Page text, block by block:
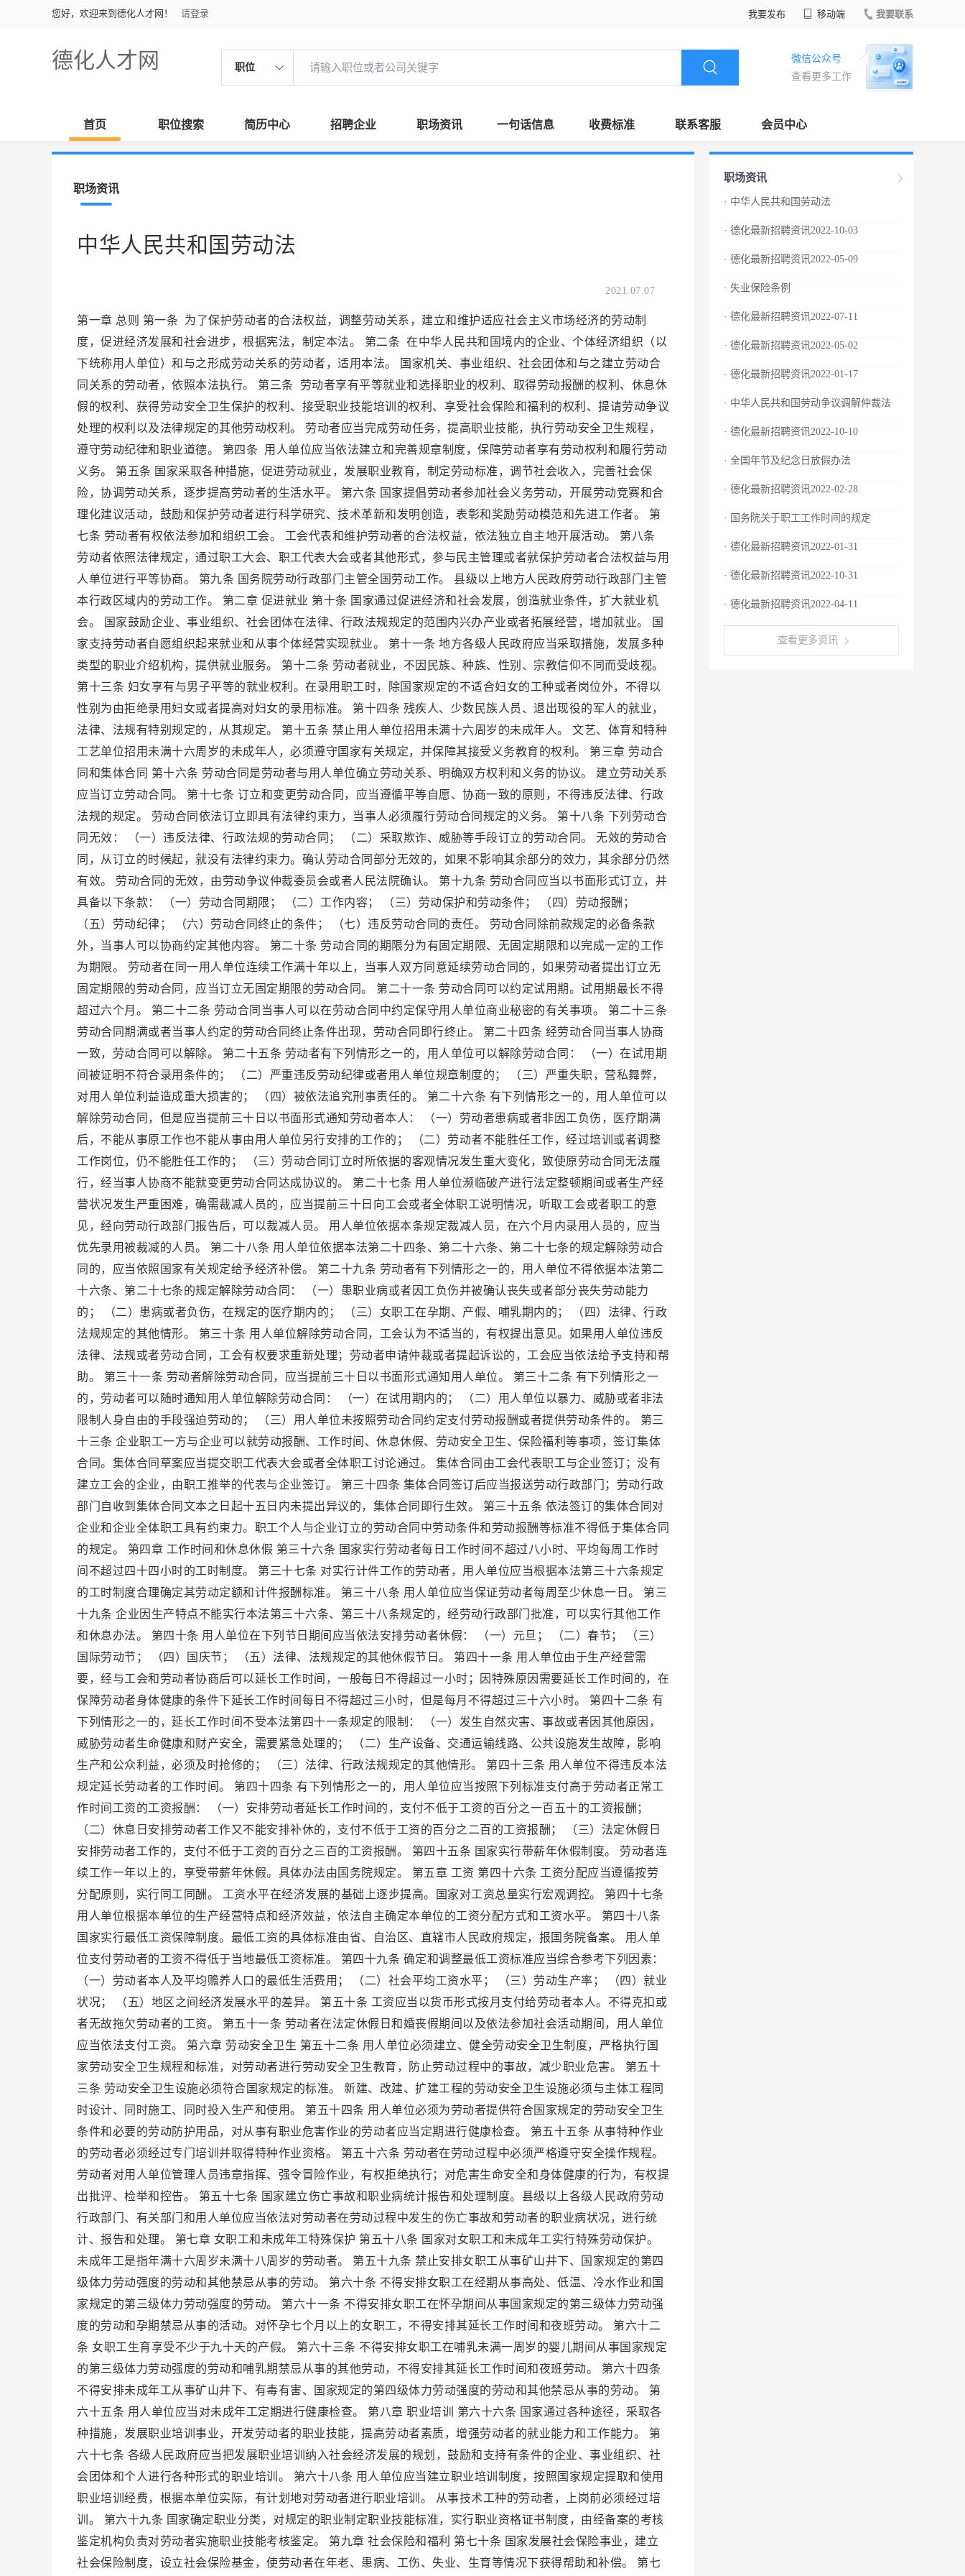
您好，欢迎来到德化人才网！ 请登录 我要发布 移动端 我要联系
德化人才网 职位
微信公众号
查看更多工作
首页 职位搜索 简历中心 招聘企业 职场资讯 一句话信息 收费标准 联系客服 会员中心
职场资讯
中华人民共和国劳动法
2021.07.07
第一章 总则 第一条 为了保护劳动者的合法权益，调整劳动关系，建立和维护适应社会主义市场经济的劳动制
度，促进经济发展和社会进步，根据宪法，制定本法。 第二条 在中华人民共和国境内的企业、个体经济组织（以
下统称用人单位）和与之形成劳动关系的劳动者，适用本法。 国家机关、事业组织、社会团体和与之建立劳动合
同关系的劳动者，依照本法执行。 第三条 劳动者享有平等就业和选择职业的权利、取得劳动报酬的权利、休息休
假的权利、获得劳动安全卫生保护的权利、接受职业技能培训的权利、享受社会保险和福利的权利、提请劳动争议
处理的权利以及法律规定的其他劳动权利。 劳动者应当完成劳动任务，提高职业技能，执行劳动安全卫生规程，
遵守劳动纪律和职业道德。 第四条 用人单位应当依法建立和完善规章制度，保障劳动者享有劳动权利和履行劳动
义务。 第五条 国家采取各种措施，促进劳动就业，发展职业教育，制定劳动标准，调节社会收入，完善社会保
险，协调劳动关系，逐步提高劳动者的生活水平。 第六条 国家提倡劳动者参加社会义务劳动，开展劳动竞赛和合
理化建议活动，鼓励和保护劳动者进行科学研究、技术革新和发明创造，表彰和奖励劳动模范和先进工作者。 第
七条 劳动者有权依法参加和组织工会。 工会代表和维护劳动者的合法权益，依法独立自主地开展活动。 第八条
劳动者依照法律规定，通过职工大会、职工代表大会或者其他形式，参与民主管理或者就保护劳动者合法权益与用
人单位进行平等协商。 第九条 国务院劳动行政部门主管全国劳动工作。 县级以上地方人民政府劳动行政部门主管
本行政区域内的劳动工作。 第二章 促进就业 第十条 国家通过促进经济和社会发展，创造就业条件，扩大就业机
会。 国家鼓励企业、事业组织、社会团体在法律、行政法规规定的范围内兴办产业或者拓展经营，增加就业。 国
家支持劳动者自愿组织起来就业和从事个体经营实现就业。 第十一条 地方各级人民政府应当采取措施，发展多种
类型的职业介绍机构，提供就业服务。 第十二条 劳动者就业，不因民族、种族、性别、宗教信仰不同而受歧视。
第十三条 妇女享有与男子平等的就业权利。在录用职工时，除国家规定的不适合妇女的工种或者岗位外，不得以
性别为由拒绝录用妇女或者提高对妇女的录用标准。 第十四条 残疾人、少数民族人员、退出现役的军人的就业，
法律、法规有特别规定的，从其规定。 第十五条 禁止用人单位招用未满十六周岁的未成年人。 文艺、体育和特种
工艺单位招用未满十六周岁的未成年人，必须遵守国家有关规定，并保障其接受义务教育的权利。 第三章 劳动合
同和集体合同 第十六条 劳动合同是劳动者与用人单位确立劳动关系、明确双方权利和义务的协议。 建立劳动关系
应当订立劳动合同。 第十七条 订立和变更劳动合同，应当遵循平等自愿、协商一致的原则，不得违反法律、行政
法规的规定。 劳动合同依法订立即具有法律约束力，当事人必须履行劳动合同规定的义务。 第十八条 下列劳动合
同无效： （一）违反法律、行政法规的劳动合同； （二）采取欺诈、威胁等手段订立的劳动合同。 无效的劳动合
同，从订立的时候起，就没有法律约束力。确认劳动合同部分无效的，如果不影响其余部分的效力，其余部分仍然
有效。 劳动合同的无效，由劳动争议仲裁委员会或者人民法院确认。 第十九条 劳动合同应当以书面形式订立，并
具备以下条款： （一）劳动合同期限； （二）工作内容； （三）劳动保护和劳动条件； （四）劳动报酬；
（五）劳动纪律； （六）劳动合同终止的条件； （七）违反劳动合同的责任。 劳动合同除前款规定的必备条款
外，当事人可以协商约定其他内容。 第二十条 劳动合同的期限分为有固定期限、无固定期限和以完成一定的工作
为期限。 劳动者在同一用人单位连续工作满十年以上，当事人双方同意延续劳动合同的，如果劳动者提出订立无
固定期限的劳动合同，应当订立无固定期限的劳动合同。 第二十一条 劳动合同可以约定试用期。试用期最长不得
超过六个月。 第二十二条 劳动合同当事人可以在劳动合同中约定保守用人单位商业秘密的有关事项。 第二十三条
劳动合同期满或者当事人约定的劳动合同终止条件出现，劳动合同即行终止。 第二十四条 经劳动合同当事人协商
一致，劳动合同可以解除。 第二十五条 劳动者有下列情形之一的，用人单位可以解除劳动合同： （一）在试用期
间被证明不符合录用条件的； （二）严重违反劳动纪律或者用人单位规章制度的； （三）严重失职，营私舞弊，
对用人单位利益造成重大损害的； （四）被依法追究刑事责任的。 第二十六条 有下列情形之一的，用人单位可以
解除劳动合同，但是应当提前三十日以书面形式通知劳动者本人： （一）劳动者患病或者非因工负伤，医疗期满
后，不能从事原工作也不能从事由用人单位另行安排的工作的； （二）劳动者不能胜任工作，经过培训或者调整
工作岗位，仍不能胜任工作的； （三）劳动合同订立时所依据的客观情况发生重大变化，致使原劳动合同无法履
行，经当事人协商不能就变更劳动合同达成协议的。 第二十七条 用人单位濒临破产进行法定整顿期间或者生产经
营状况发生严重困难，确需裁减人员的，应当提前三十日向工会或者全体职工说明情况，听取工会或者职工的意
见，经向劳动行政部门报告后，可以裁减人员。 用人单位依据本条规定裁减人员，在六个月内录用人员的，应当
优先录用被裁减的人员。 第二十八条 用人单位依据本法第二十四条、第二十六条、第二十七条的规定解除劳动合
同的，应当依照国家有关规定给予经济补偿。 第二十九条 劳动者有下列情形之一的，用人单位不得依据本法第二
十六条、第二十七条的规定解除劳动合同： （一）患职业病或者因工负伤并被确认丧失或者部分丧失劳动能力
的； （二）患病或者负伤，在规定的医疗期内的； （三）女职工在孕期、产假、哺乳期内的； （四）法律、行政
法规规定的其他情形。 第三十条 用人单位解除劳动合同，工会认为不适当的，有权提出意见。如果用人单位违反
法律、法规或者劳动合同，工会有权要求重新处理；劳动者申请仲裁或者提起诉讼的，工会应当依法给予支持和帮
助。 第三十一条 劳动者解除劳动合同，应当提前三十日以书面形式通知用人单位。 第三十二条 有下列情形之一
的，劳动者可以随时通知用人单位解除劳动合同： （一）在试用期内的； （二）用人单位以暴力、威胁或者非法
限制人身自由的手段强迫劳动的； （三）用人单位未按照劳动合同约定支付劳动报酬或者提供劳动条件的。 第三
十三条 企业职工一方与企业可以就劳动报酬、工作时间、休息休假、劳动安全卫生、保险福利等事项，签订集体
合同。集体合同草案应当提交职工代表大会或者全体职工讨论通过。 集体合同由工会代表职工与企业签订；没有
建立工会的企业，由职工推举的代表与企业签订。 第三十四条 集体合同签订后应当报送劳动行政部门；劳动行政
部门自收到集体合同文本之日起十五日内未提出异议的，集体合同即行生效。 第三十五条 依法签订的集体合同对
企业和企业全体职工具有约束力。职工个人与企业订立的劳动合同中劳动条件和劳动报酬等标准不得低于集体合同
的规定。 第四章 工作时间和休息休假 第三十六条 国家实行劳动者每日工作时间不超过八小时、平均每周工作时
间不超过四十四小时的工时制度。 第三十七条 对实行计件工作的劳动者，用人单位应当根据本法第三十六条规定
的工时制度合理确定其劳动定额和计件报酬标准。 第三十八条 用人单位应当保证劳动者每周至少休息一日。 第三
十九条 企业因生产特点不能实行本法第三十六条、第三十八条规定的，经劳动行政部门批准，可以实行其他工作
和休息办法。 第四十条 用人单位在下列节日期间应当依法安排劳动者休假： （一）元旦； （二）春节； （三）
国际劳动节； （四）国庆节； （五）法律、法规规定的其他休假节日。 第四十一条 用人单位由于生产经营需
要，经与工会和劳动者协商后可以延长工作时间，一般每日不得超过一小时；因特殊原因需要延长工作时间的，在
保障劳动者身体健康的条件下延长工作时间每日不得超过三小时，但是每月不得超过三十六小时。 第四十二条 有
下列情形之一的，延长工作时间不受本法第四十一条规定的限制： （一）发生自然灾害、事故或者因其他原因，
威胁劳动者生命健康和财产安全，需要紧急处理的； （二）生产设备、交通运输线路、公共设施发生故障，影响
生产和公众利益，必须及时抢修的； （三）法律、行政法规规定的其他情形。 第四十三条 用人单位不得违反本法
规定延长劳动者的工作时间。 第四十四条 有下列情形之一的，用人单位应当按照下列标准支付高于劳动者正常工
作时间工资的工资报酬： （一）安排劳动者延长工作时间的，支付不低于工资的百分之一百五十的工资报酬；
（二）休息日安排劳动者工作又不能安排补休的，支付不低于工资的百分之二百的工资报酬； （三）法定休假日
安排劳动者工作的，支付不低于工资的百分之三百的工资报酬。 第四十五条 国家实行带薪年休假制度。 劳动者连
续工作一年以上的，享受带薪年休假。具体办法由国务院规定。 第五章 工资 第四十六条 工资分配应当遵循按劳
分配原则，实行同工同酬。 工资水平在经济发展的基础上逐步提高。国家对工资总量实行宏观调控。 第四十七条
用人单位根据本单位的生产经营特点和经济效益，依法自主确定本单位的工资分配方式和工资水平。 第四十八条
国家实行最低工资保障制度。最低工资的具体标准由省、自治区、直辖市人民政府规定，报国务院备案。 用人单
位支付劳动者的工资不得低于当地最低工资标准。 第四十九条 确定和调整最低工资标准应当综合参考下列因素：
（一）劳动者本人及平均赡养人口的最低生活费用； （二）社会平均工资水平； （三）劳动生产率； （四）就业
状况； （五）地区之间经济发展水平的差异。 第五十条 工资应当以货币形式按月支付给劳动者本人。不得克扣或
者无故拖欠劳动者的工资。 第五十一条 劳动者在法定休假日和婚丧假期间以及依法参加社会活动期间，用人单位
应当依法支付工资。 第六章 劳动安全卫生 第五十二条 用人单位必须建立、健全劳动安全卫生制度，严格执行国
家劳动安全卫生规程和标准，对劳动者进行劳动安全卫生教育，防止劳动过程中的事故，减少职业危害。 第五十
三条 劳动安全卫生设施必须符合国家规定的标准。 新建、改建、扩建工程的劳动安全卫生设施必须与主体工程同
时设计、同时施工、同时投入生产和使用。 第五十四条 用人单位必须为劳动者提供符合国家规定的劳动安全卫生
条件和必要的劳动防护用品，对从事有职业危害作业的劳动者应当定期进行健康检查。 第五十五条 从事特种作业
的劳动者必须经过专门培训并取得特种作业资格。 第五十六条 劳动者在劳动过程中必须严格遵守安全操作规程。
劳动者对用人单位管理人员违章指挥、强令冒险作业，有权拒绝执行；对危害生命安全和身体健康的行为，有权提
出批评、检举和控告。 第五十七条 国家建立伤亡事故和职业病统计报告和处理制度。县级以上各级人民政府劳动
行政部门、有关部门和用人单位应当依法对劳动者在劳动过程中发生的伤亡事故和劳动者的职业病状况，进行统
计、报告和处理。 第七章 女职工和未成年工特殊保护 第五十八条 国家对女职工和未成年工实行特殊劳动保护。
未成年工是指年满十六周岁未满十八周岁的劳动者。 第五十九条 禁止安排女职工从事矿山井下、国家规定的第四
级体力劳动强度的劳动和其他禁忌从事的劳动。 第六十条 不得安排女职工在经期从事高处、低温、冷水作业和国
家规定的第三级体力劳动强度的劳动。 第六十一条 不得安排女职工在怀孕期间从事国家规定的第三级体力劳动强
度的劳动和孕期禁忌从事的活动。对怀孕七个月以上的女职工，不得安排其延长工作时间和夜班劳动。 第六十二
条 女职工生育享受不少于九十天的产假。 第六十三条 不得安排女职工在哺乳未满一周岁的婴儿期间从事国家规定
的第三级体力劳动强度的劳动和哺乳期禁忌从事的其他劳动，不得安排其延长工作时间和夜班劳动。 第六十四条
不得安排未成年工从事矿山井下、有毒有害、国家规定的第四级体力劳动强度的劳动和其他禁忌从事的劳动。 第
六十五条 用人单位应当对未成年工定期进行健康检查。 第八章 职业培训 第六十六条 国家通过各种途径，采取各
种措施，发展职业培训事业，开发劳动者的职业技能，提高劳动者素质，增强劳动者的就业能力和工作能力。 第
六十七条 各级人民政府应当把发展职业培训纳入社会经济发展的规划，鼓励和支持有条件的企业、事业组织、社
会团体和个人进行各种形式的职业培训。 第六十八条 用人单位应当建立职业培训制度，按照国家规定提取和使用
职业培训经费，根据本单位实际，有计划地对劳动者进行职业培训。 从事技术工种的劳动者，上岗前必须经过培
训。 第六十九条 国家确定职业分类，对规定的职业制定职业技能标准，实行职业资格证书制度，由经备案的考核
鉴定机构负责对劳动者实施职业技能考核鉴定。 第九章 社会保险和福利 第七十条 国家发展社会保险事业，建立
社会保险制度，设立社会保险基金，使劳动者在年老、患病、工伤、失业、生育等情况下获得帮助和补偿。 第七
职场资讯
· 中华人民共和国劳动法
· 德化最新招聘资讯2022-10-03
· 德化最新招聘资讯2022-05-09
· 失业保险条例
· 德化最新招聘资讯2022-07-11
· 德化最新招聘资讯2022-05-02
· 德化最新招聘资讯2022-01-17
· 中华人民共和国劳动争议调解仲裁法
· 德化最新招聘资讯2022-10-10
· 全国年节及纪念日放假办法
· 德化最新招聘资讯2022-02-28
· 国务院关于职工工作时间的规定
· 德化最新招聘资讯2022-01-31
· 德化最新招聘资讯2022-10-31
· 德化最新招聘资讯2022-04-11
查看更多资讯